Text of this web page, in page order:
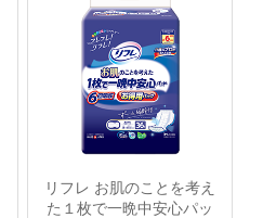
リフレ お肌のことを考え
た１枚で一晩中安心パッ